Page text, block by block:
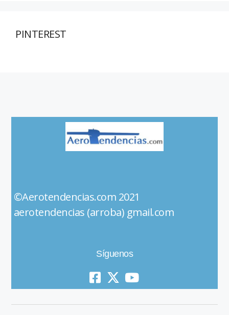
PINTEREST
©Aerotendencias.com 2021
aerotendencias (arroba) gmail.com
Síguenos